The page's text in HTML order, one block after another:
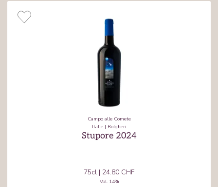
Campo alle Comete
Italie| Bolgheri
Stupore 2024
75cl | 24.80 CHF
Vol. 14%